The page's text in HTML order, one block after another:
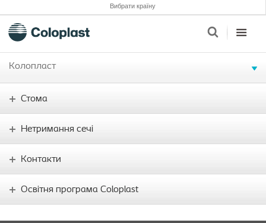
Вибрати країну
Колопласт
Стома
Нетримання сечі
Контакти
Освітня програма Coloplast